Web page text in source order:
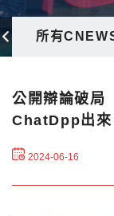
所有
公開辯論破局
ChatDpp出來
2024-06-16